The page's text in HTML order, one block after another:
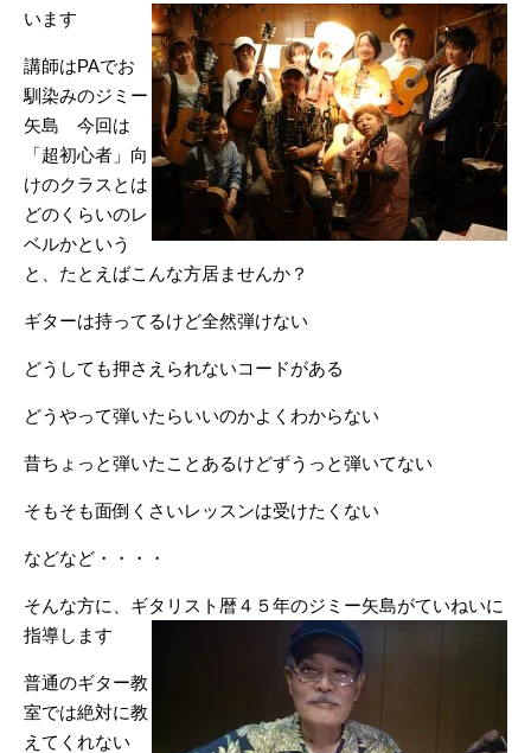
います
講師はPAでお
馴染みのジミー
矢島 今回は
「超初心者」向
けのクラスとは
どのくらいのレ
ベルかという
と、たとえばこんな方居ませんか？
ギターは持ってるけど全然弾けない
どうしても押さえられないコードがある
どうやって弾いたらいいのかよくわからない
昔ちょっと弾いたことあるけどずうっと弾いてない
そもそも面倒くさいレッスンは受けたくない
などなど・・・・
そんな方に、ギタリスト暦４５年のジミー矢島がていねいに
指導します
普通のギター教
室では絶対に教
えてくれない